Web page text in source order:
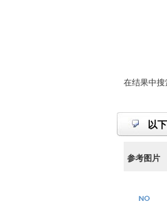
在结果中搜
以
参考图片